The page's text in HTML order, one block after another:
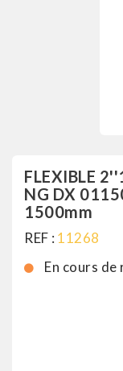
FLEXIBLE
NG DX
1500mm
REF : 11268
En cours